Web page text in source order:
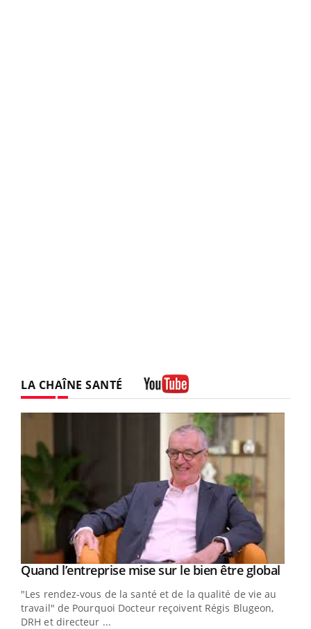
LA CHAÎNE SANTÉ
Youtube
Quand l’entreprise mise sur le bien être global
"Les rendez-vous de la santé et de la qualité de vie au
travail" de Pourquoi Docteur reçoivent Régis Blugeon,
DRH et directeur ...